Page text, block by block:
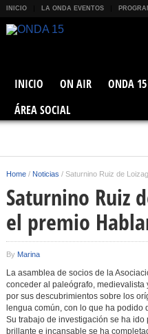
INICIO LA ONDA EVENTOS
INICIO ON AIR ONDA
ÁREA SOCIAL
Home / Noticias / Saturnino Ruiz de
Saturnino Ruiz
el premio
By Marina
La asamblea de socios de la
conceder al paleógrafo,
por sus descubrimientos sobre los
lengua común, con lo que ha
Su trabajo de investigación se ha
brillante e incansable se ha